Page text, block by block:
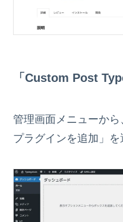
「Custom Post
管理画面メニューか
プラグインを追加」を